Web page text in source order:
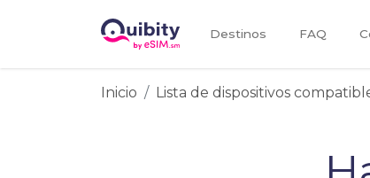
Destinos FAQ
Inicio Lista de dispositivos